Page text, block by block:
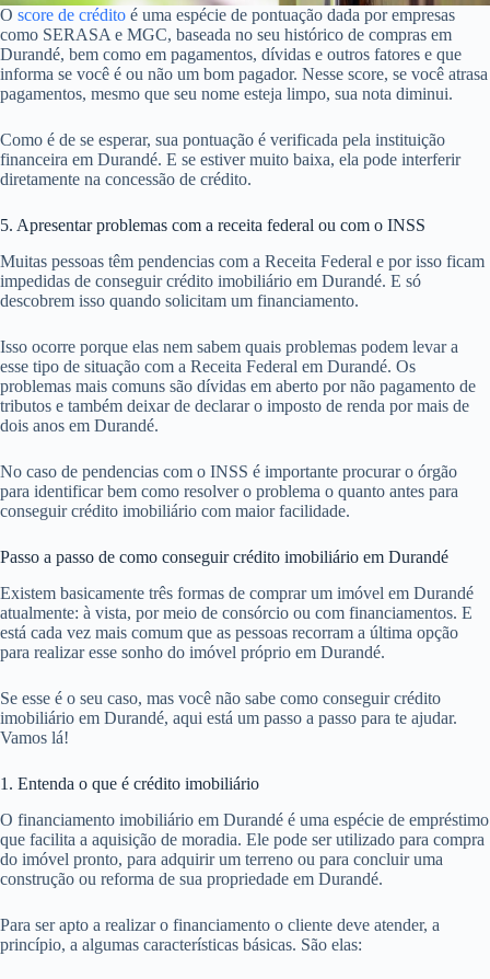
O score de crédito é uma espécie de pontuação dada por empresas
como SERASA e MGC, baseada no seu histórico de compras em
Durandé, bem como em pagamentos, dívidas e outros fatores e que
informa se você é ou não um bom pagador. Nesse score, se você atrasa
pagamentos, mesmo que seu nome esteja limpo, sua nota diminui.
Como é de se esperar, sua pontuação é verificada pela instituição
financeira em Durandé. E se estiver muito baixa, ela pode interferir
diretamente na concessão de crédito.
5. Apresentar problemas com a receita federal ou com o INSS
Muitas pessoas têm pendencias com a Receita Federal e por isso ficam
impedidas de conseguir crédito imobiliário em Durandé. E só
descobrem isso quando solicitam um financiamento.
Isso ocorre porque elas nem sabem quais problemas podem levar a
esse tipo de situação com a Receita Federal em Durandé. Os
problemas mais comuns são dívidas em aberto por não pagamento de
tributos e também deixar de declarar o imposto de renda por mais de
dois anos em Durandé.
No caso de pendencias com o INSS é importante procurar o órgão
para identificar bem como resolver o problema o quanto antes para
conseguir crédito imobiliário com maior facilidade.
Passo a passo de como conseguir crédito imobiliário em Durandé
Existem basicamente três formas de comprar um imóvel em Durandé
atualmente: à vista, por meio de consórcio ou com financiamentos. E
está cada vez mais comum que as pessoas recorram a última opção
para realizar esse sonho do imóvel próprio em Durandé.
Se esse é o seu caso, mas você não sabe como conseguir crédito
imobiliário em Durandé, aqui está um passo a passo para te ajudar.
Vamos lá!
1. Entenda o que é crédito imobiliário
O financiamento imobiliário em Durandé é uma espécie de empréstimo
que facilita a aquisição de moradia. Ele pode ser utilizado para compra
do imóvel pronto, para adquirir um terreno ou para concluir uma
construção ou reforma de sua propriedade em Durandé.
Para ser apto a realizar o financiamento o cliente deve atender, a
princípio, a algumas características básicas. São elas: